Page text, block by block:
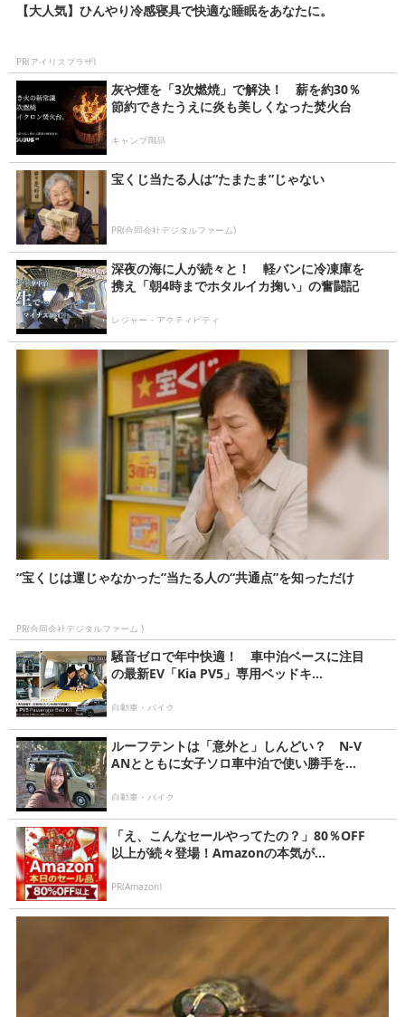
【大人気】ひんやり冷感寝具で快適な睡眠をあなたに。
PR(アイリスプラザ)
灰や煙を「3次燃焼」で解決！ 薪を約30％
節約できたうえに炎も美しくなった焚火台
キャンプ用品
宝くじ当たる人は“たまたま”じゃない
PR(合同会社デジタルファーム)
深夜の海に人が続々と！ 軽バンに冷凍庫を
携え「朝4時までホタルイカ掬い」の奮闘記
レジャー・アクティビティ
“宝くじは運じゃなかった”当たる人の“共通点”を知っただけ
PR(合同会社デジタルファーム )
騒音ゼロで年中快適！ 車中泊ベースに注目
の最新EV「Kia PV5」専用ベッドキ...
自動車・バイク
ルーフテントは「意外と」しんどい？ N-V
ANとともに女子ソロ車中泊で使い勝手を...
自動車・バイク
「え、こんなセールやってたの？」80％OFF
以上が続々登場！Amazonの本気が...
PR(Amazon)